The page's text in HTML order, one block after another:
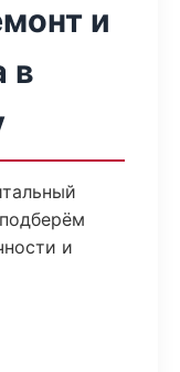
и
в
и